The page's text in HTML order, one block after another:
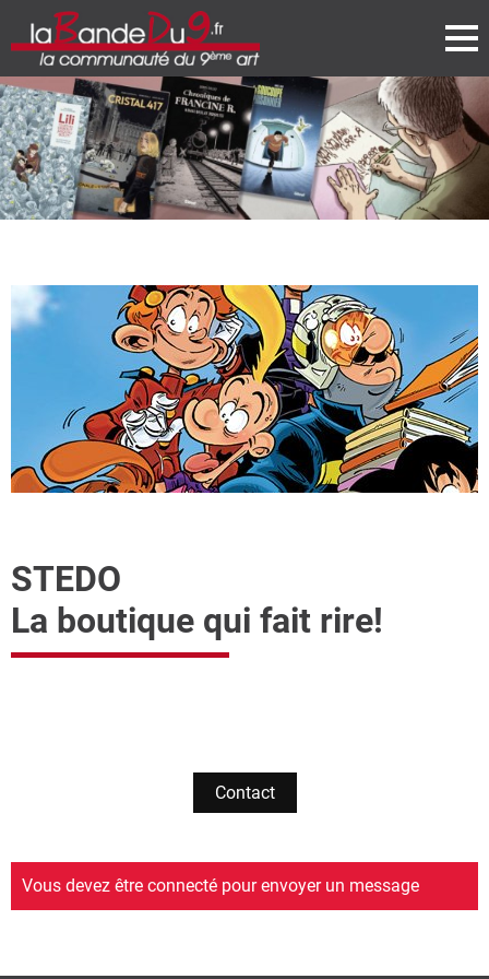
STEDO
La boutique qui fait rire!
Contact
Vous devez être connecté pour envoyer un message